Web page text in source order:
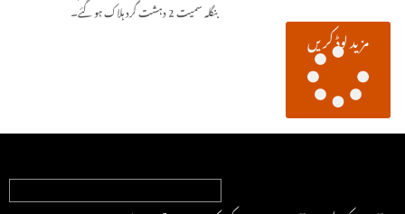
بنگلہ سمیت 2 دہشت گرد ہلاک ہو گئے۔
مزید لوڈ کریں